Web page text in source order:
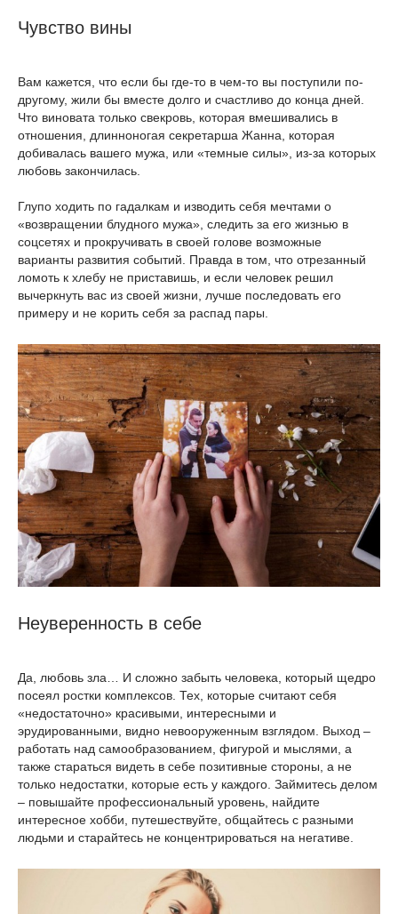
Чувство вины
Вам кажется, что если бы где-то в чем-то вы поступили по-
другому, жили бы вместе долго и счастливо до конца дней.
Что виновата только свекровь, которая вмешивались в
отношения, длинноногая секретарша Жанна, которая
добивалась вашего мужа, или «темные силы», из-за которых
любовь закончилась.
Глупо ходить по гадалкам и изводить себя мечтами о
«возвращении блудного мужа», следить за его жизнью в
соцсетях и прокручивать в своей голове возможные
варианты развития событий. Правда в том, что отрезанный
ломоть к хлебу не приставишь, и если человек решил
вычеркнуть вас из своей жизни, лучше последовать его
примеру и не корить себя за распад пары.
Неуверенность в себе
Да, любовь зла… И сложно забыть человека, который щедро
посеял ростки комплексов. Тех, которые считают себя
«недостаточно» красивыми, интересными и
эрудированными, видно невооруженным взглядом. Выход –
работать над самообразованием, фигурой и мыслями, а
также стараться видеть в себе позитивные стороны, а не
только недостатки, которые есть у каждого. Займитесь делом
– повышайте профессиональный уровень, найдите
интересное хобби, путешествуйте, общайтесь с разными
людьми и старайтесь не концентрироваться на негативе.